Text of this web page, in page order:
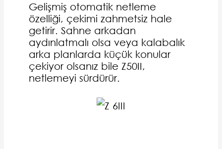
Gelişmiş otomatik netleme
özelliği, çekimi zahmetsiz hale
getirir. Sahne arkadan
aydınlatmalı olsa veya kalabalık
arka planlarda küçük konular
çekiyor olsanız bile Z50II,
netlemeyi sürdürür.